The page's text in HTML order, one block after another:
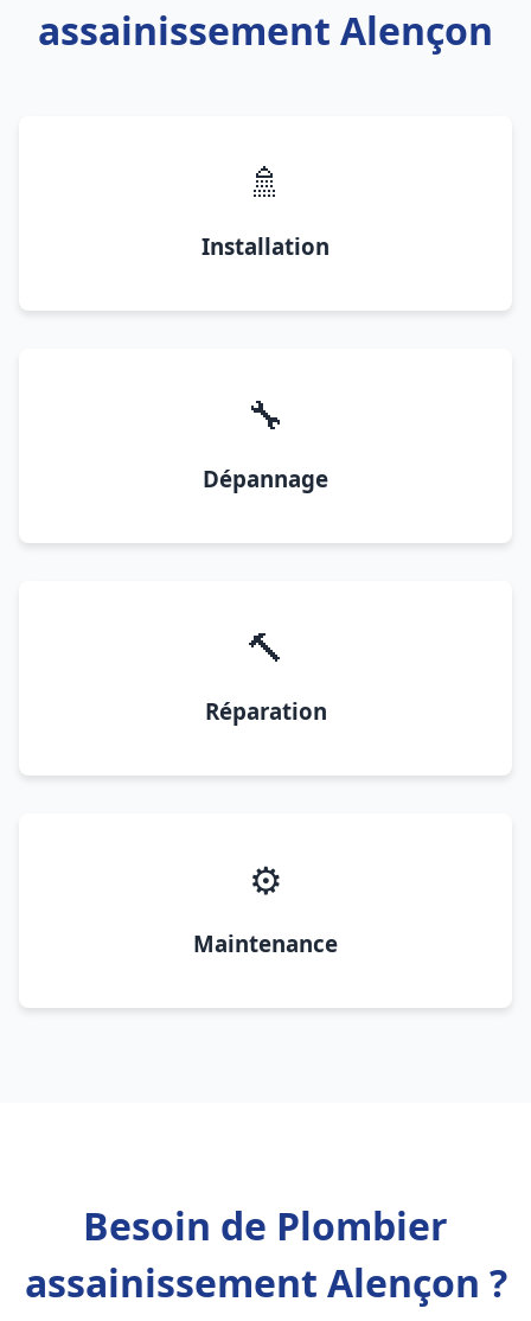
assainissement Alençon
🚿
Installation
🔧
Dépannage
🔨
Réparation
⚙️
Maintenance
Besoin de Plombier
assainissement Alençon ?